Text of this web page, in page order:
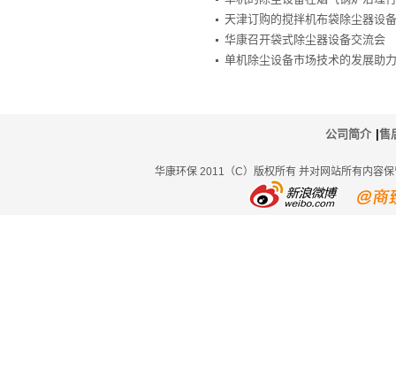
天津订购的搅拌机布袋除尘器设
华康召开袋式除尘器设备交流会
单机除尘设备市场技术的发展助
公司简介 售
华康环保 2011（C）版权所有 并对网站所有内容